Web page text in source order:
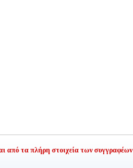
από τα πλήρη στοιχεία των συγγραφέων